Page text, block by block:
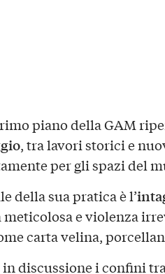
piano della GAM
, tra lavori storici e
per gli spazi del
della sua pratica è l’
e violenza
carta velina,
discussione i confini tra